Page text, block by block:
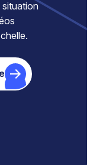
situation